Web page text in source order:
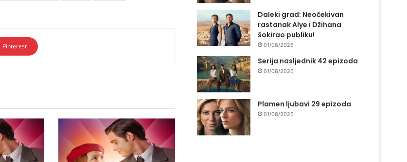
Pinterest
Daleki grad: Neočekivan
rastanak Alye i Džihana
šokirao publiku!
01/08/2026
Serija nasljednik 42 epizoda
01/08/2026
Plamen ljubavi 29 epizoda
01/08/2026